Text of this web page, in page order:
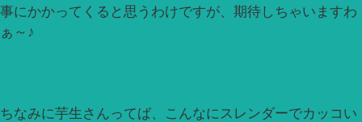
事にかかってくると思うわけですが、期待しちゃいますわ
ぁ～♪
ちなみに芋生さんってば、こんなにスレンダーでカッコい